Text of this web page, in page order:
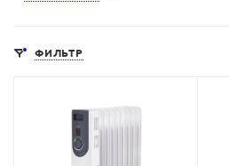
ФИЛЬТР